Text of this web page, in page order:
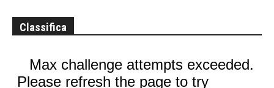
Classifica